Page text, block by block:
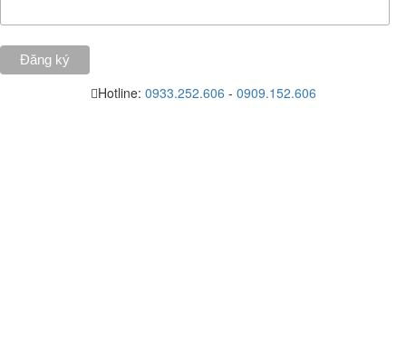
Hotline: 0933.252.606 - 0909.152.606